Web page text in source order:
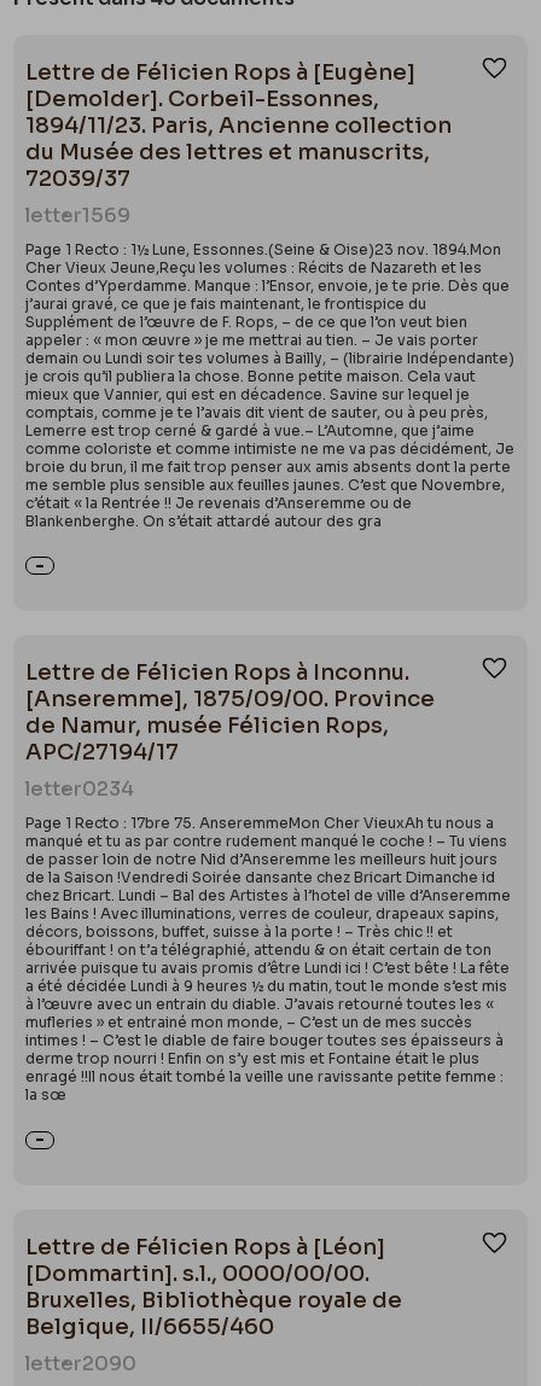
littéraire de Bruxelles. Rops, sans le considérer
comme un grand peintre, le décrira en 1884 en des
termes révélateurs de leur amitié et de leurs
affinités esthétiques :« J’aimais bien ce garçon
courageux et résistant à la Vie, qui n’avait pas un
« vrai talent » mais qui en avait l’illusion & les belles
aspirations & qui vivait de tout cela. »(Lettre 0012).
l’art contemporain aux musées royaux des Beaux-Arts de
Belgique, Limal, s. éd., 1942, vol. 5, p. 206-207
Lettre de Félicien Rops à [Eugène]
[Demolder]. Corbeil-Essonnes,
1894/11/23. Paris, Ancienne collection
du Musée des lettres et manuscrits,
72039/37
letter1569
Page 1 Recto : 1½ Lune, Essonnes.(Seine & Oise)23 nov. 1894.Mon
Cher Vieux Jeune,Reçu les volumes : Récits de Nazareth et les
Contes d’Yperdamme. Manque : l’Ensor, envoie, je te prie. Dès que
j’aurai gravé, ce que je fais maintenant, le frontispice du
Supplément de l’œuvre de F. Rops, – de ce que l’on veut bien
appeler : « mon œuvre » je me mettrai au tien. – Je vais porter
demain ou Lundi soir tes volumes à Bailly, – (librairie Indépendante)
je crois qu’il publiera la chose. Bonne petite maison. Cela vaut
mieux que Vannier, qui est en décadence. Savine sur lequel je
comptais, comme je te l’avais dit vient de sauter, ou à peu près,
Lemerre est trop cerné & gardé à vue.– L’Automne, que j’aime
comme coloriste et comme intimiste ne me va pas décidément, Je
broie du brun, il me fait trop penser aux amis absents dont la perte
me semble plus sensible aux feuilles jaunes. C’est que Novembre,
c’était « la Rentrée !! Je revenais d’Anseremme ou de
Blankenberghe. On s’était attardé autour des gra
Lettre de Félicien Rops à Inconnu.
[Anseremme], 1875/09/00. Province
de Namur, musée Félicien Rops,
APC/27194/17
letter0234
Page 1 Recto : 17bre 75. AnseremmeMon Cher VieuxAh tu nous a
manqué et tu as par contre rudement manqué le coche ! – Tu viens
de passer loin de notre Nid d’Anseremme les meilleurs huit jours
de la Saison !Vendredi Soirée dansante chez Bricart Dimanche id
chez Bricart. Lundi – Bal des Artistes à l’hotel de ville d’Anseremme
les Bains ! Avec illuminations, verres de couleur, drapeaux sapins,
décors, boissons, buffet, suisse à la porte ! – Très chic !! et
ébouriffant ! on t’a télégraphié, attendu & on était certain de ton
arrivée puisque tu avais promis d’être Lundi ici ! C’est bête ! La fête
a été décidée Lundi à 9 heures ½ du matin, tout le monde s’est mis
à l’œuvre avec un entrain du diable. J’avais retourné toutes les «
mufleries » et entrainé mon monde, – C’est un de mes succès
intimes ! – C’est le diable de faire bouger toutes ses épaisseurs à
derme trop nourri ! Enfin on s’y est mis et Fontaine était le plus
enragé !!Il nous était tombé la veille une ravissante petite femme :
la sœ
Lettre de Félicien Rops à [Léon]
[Dommartin]. s.l., 0000/00/00.
Bruxelles, Bibliothèque royale de
Belgique, II/6655/460
letter2090